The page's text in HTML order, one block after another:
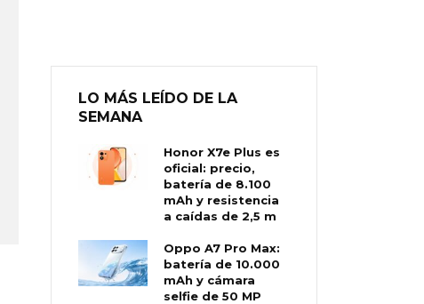
LO MÁS LEÍDO DE LA
SEMANA
Honor X7e Plus es
oficial: precio,
batería de 8.100
mAh y resistencia
a caídas de 2,5 m
Oppo A7 Pro Max:
batería de 10.000
mAh y cámara
selfie de 50 MP